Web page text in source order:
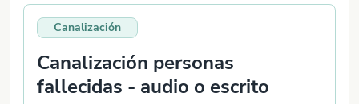
Canalización
Canalización personas
fallecidas - audio o escrito